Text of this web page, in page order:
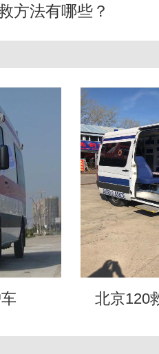
方法有哪些？
北京120